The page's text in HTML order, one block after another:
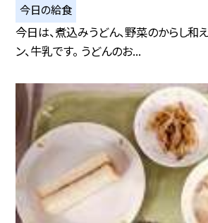
今日の給食
今日は、煮込みうどん、野菜のからし和
ン、牛乳です。 うどんのお...